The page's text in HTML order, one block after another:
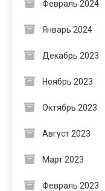
Февраль 2024
Январь 2024
Декабрь 2023
Ноябрь 2023
Октябрь 2023
Август 2023
Март 2023
Февраль 2023